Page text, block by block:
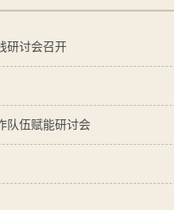
研讨会召开
队伍赋能研讨会